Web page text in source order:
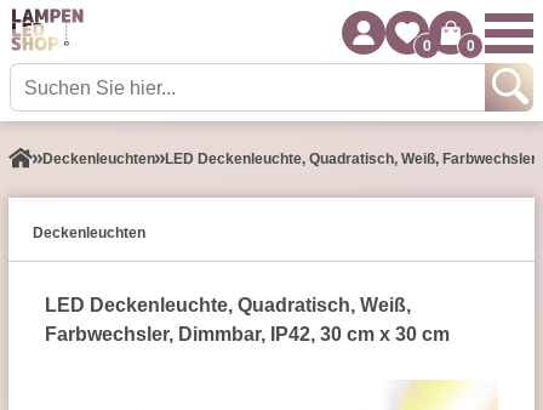
0 0
Decken­leuchten LED Deckenleuchte, Quadratisch, Weiß,
Decken­leuchten
LED Deckenleuchte, Quadratisch, Weiß,
Farbwechsler, Dimmbar, IP42, 30 cm x 30 cm